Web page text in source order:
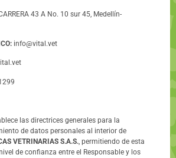
43 A No. 10 sur 45, Medellín-
info@vital.vet
las directrices generales para la
de datos personales al interior de
VETRINARIAS S.A.S. , permitiendo de esta
de confianza entre el Responsable y los